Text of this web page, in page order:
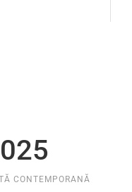
CONTEMPORANĂ